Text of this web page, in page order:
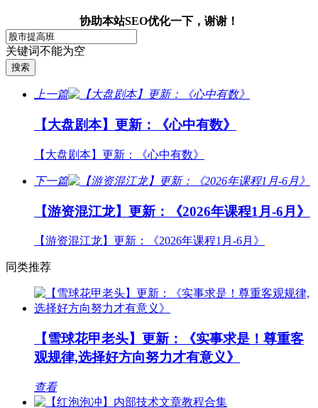
协助本站SEO优化一下，谢谢！
关键词不能为空
上一篇
【大盘剧本】更新：《心中有数》
【大盘剧本】更新：《心中有数》
下一篇
【游资混江龙】更新：《2026年课程1月-6月》
【游资混江龙】更新：《2026年课程1月-6月》
同类推荐
【雪球花甲老头】更新：《实事求是！尊重客
观规律,选择好方向努力才有意义》
查看